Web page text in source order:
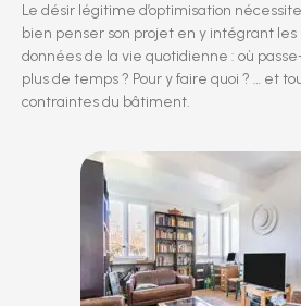
Le désir légitime d’optimisation
bien penser son projet en y intégrant les
données de la vie quotidienne : où
plus de temps ? Pour y faire quoi ? … et
contraintes du bâtiment.